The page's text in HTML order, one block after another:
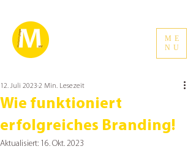
ME
NU
Wie funktioniert
erfolgreiches Branding!
12. Juli 2023 2 Min. Lesezeit
Aktualisiert: 16. Okt. 2023